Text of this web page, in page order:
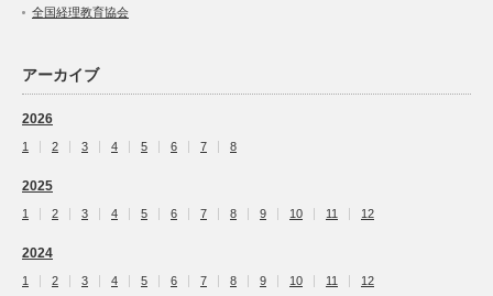
全国経理教育協会
アーカイブ
2026
1 2 3 4 5 6 7 8
2025
1 2 3 4 5 6 7 8 9 10 11 12
2024
1 2 3 4 5 6 7 8 9 10 11 12